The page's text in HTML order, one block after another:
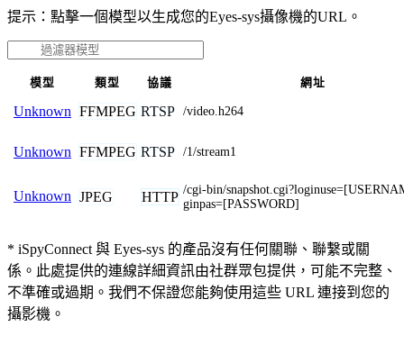
提示：點擊一個模型以生成您的Eyes-sys攝像機的URL。
模型 類型 協議 網址
Unknown FFMPEG RTSP /video.h264
Unknown FFMPEG RTSP /1/stream1
Unknown JPEG HTTP /cgi-bin/
ginpas=[PASSWORD]
* iSpyConnect 與 Eyes-sys 的產品沒有任何關聯、聯繫或關
係。此處提供的連線詳細資訊由社群眾包提供，可能不完整、
不準確或過期。我們不保證您能夠使用這些 URL 連接到您的
攝影機。